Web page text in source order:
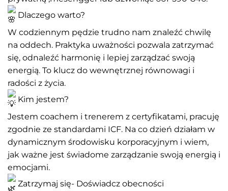
Dlaczego warto?
W codziennym pędzie trudno nam znaleźć chwilę
na oddech. Praktyka uważności pozwala zatrzymać
się, odnaleźć harmonię i lepiej zarządzać swoją
energią. To klucz do wewnętrznej równowagi i
radości z życia.
Kim jestem?
Jestem coachem i trenerem z certyfikatami, pracuję
zgodnie ze standardami ICF. Na co dzień działam w
dynamicznym środowisku korporacyjnym i wiem,
jak ważne jest świadome zarządzanie swoją energią i
emocjami.
Zatrzymaj się- Doświadcz obecności